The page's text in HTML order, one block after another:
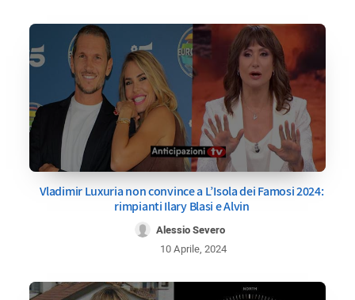
Vladimir Luxuria non convince a L’Isola dei Famosi 2024:
rimpianti Ilary Blasi e Alvin
Alessio Severo
10 Aprile, 2024